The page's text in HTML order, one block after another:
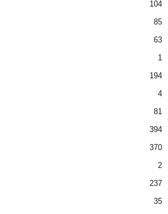
104
85
63
1
194
4
81
394
370
2
237
35